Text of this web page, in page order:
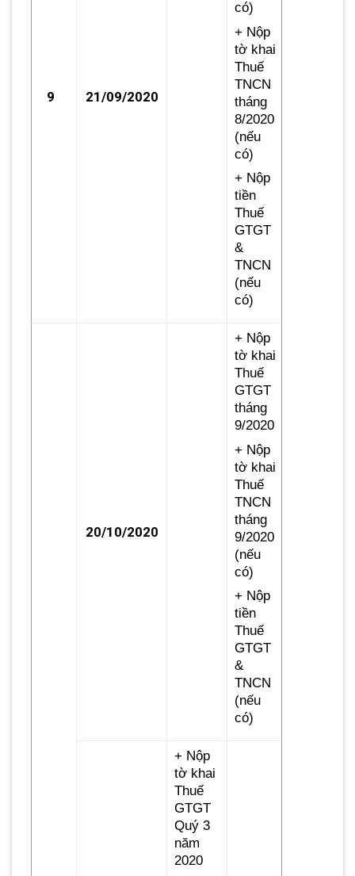
9 21/09/2020
có)
+ Nộp
tờ khai
Thuế
TNCN
tháng
8/2020
(nếu
có)
+ Nộp
tiền
Thuế
GTGT
&
TNCN
(nếu
có)
20/10/2020
+ Nộp
tờ khai
Thuế
GTGT
tháng
9/2020
+ Nộp
tờ khai
Thuế
TNCN
tháng
9/2020
(nếu
có)
+ Nộp
tiền
Thuế
GTGT
&
TNCN
(nếu
có)
+ Nộp
tờ khai
Thuế
GTGT
Quý 3
năm
2020